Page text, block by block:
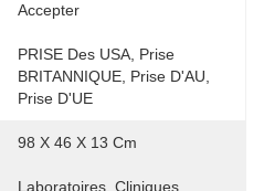
Accepter
PRISE Des USA, Prise
BRITANNIQUE, Prise D'AU,
Prise D'UE
98 X 46 X 13 Cm
Laboratoires, Cliniques